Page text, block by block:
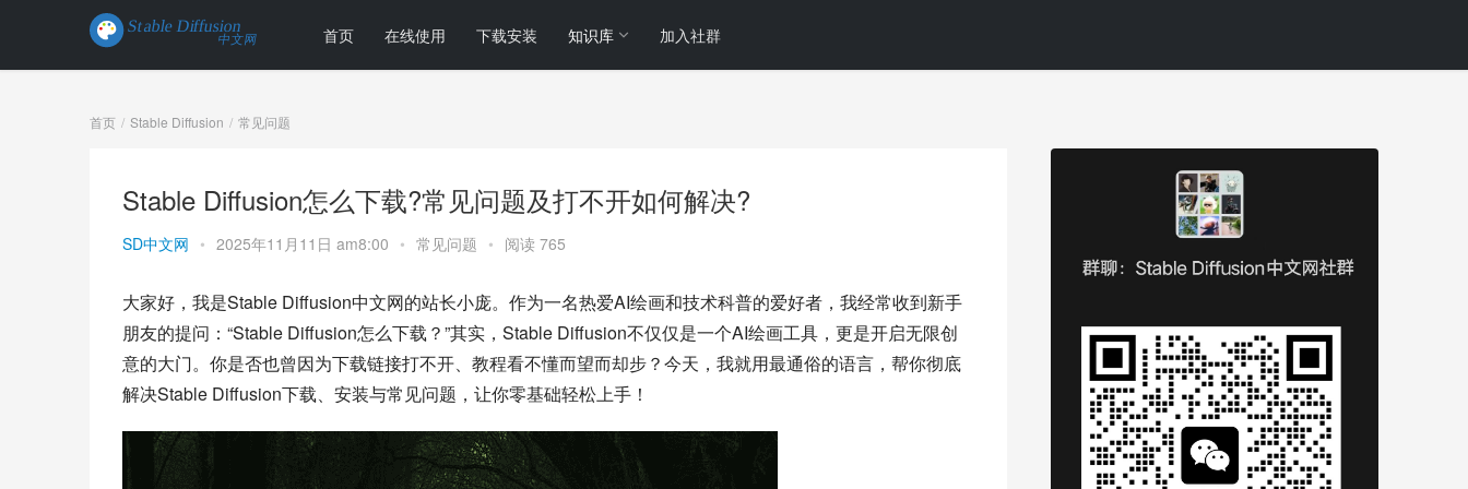
首页 在线使用 下载安装 知识库 加入社群
首页 Stable Diffusion 常见问题
Stable Diffusion怎么下载?常见问题及打不开如何解决?
SD中文网 • 2025年11月11日 am8:00 • 常见问题 • 阅读 765
大家好，我是Stable Diffusion中文网的站长小庞。作为一名热爱AI绘画和技术科普的爱好者，我经常收到新手
朋友的提问：“Stable Diffusion怎么下载？”其实，Stable Diffusion不仅仅是一个AI绘画工具，更是开启无限创
意的大门。你是否也曾因为下载链接打不开、教程看不懂而望而却步？今天，我就用最通俗的语言，帮你彻底
解决Stable Diffusion下载、安装与常见问题，让你零基础轻松上手！